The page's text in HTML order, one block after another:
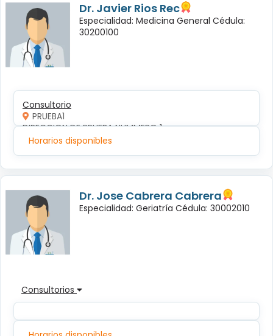
Dr. Javier Rios Rec
Especialidad: Medicina General Cédula:
30200100
Consultorio
PRUEBA1
DIRECCION DE PRUEBA NUMMERO 1
Horarios disponibles
Dr. Jose Cabrera Cabrera
Especialidad: Geriatría Cédula: 30002010
Consultorios